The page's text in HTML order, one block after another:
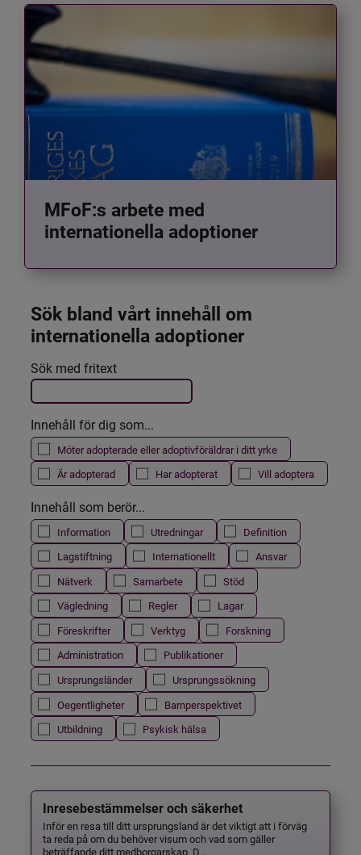
MFoF:s arbete med
internationella adoptioner
Sök bland vårt innehåll om
internationella adoptioner
Filtrera resultatet
Det här formuläret postas automatiskt
Sök med fritext
Innehåll för dig som...
Möter adopterade eller adoptivföräldrar i ditt yrke
Är adopterad
Har adopterat Vill adoptera
Innehåll som berör...
Information Utredningar
Definition
Lagstiftning
Internationellt
Ansvar
Nätverk
Samarbete
Stöd
Vägledning
Regler
Lagar
Föreskrifter
Verktyg
Forskning
Administration
Publikationer
Ursprungsländer
Ursprungssökning
Oegentligheter
Barnperspektivet
Utbildning
Psykisk hälsa
Inresebestämmelser och säkerhet
Inför en resa till ditt ursprungsland är det viktigt att i förväg
ta reda på om du behöver visum och vad som gäller
beträffande ditt medborgarskap. D...